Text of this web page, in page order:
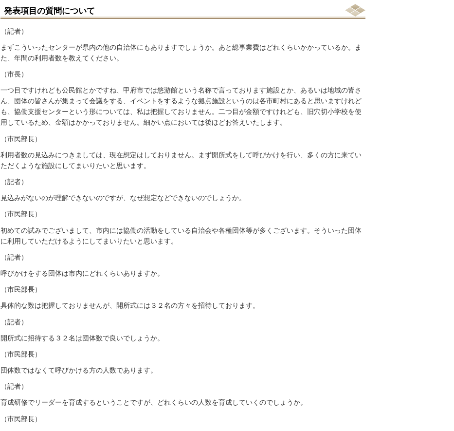
発表項目の質問について
（記者）
まずこういったセンターが県内の他の自治体にもありますでしょうか。あと総事業費はどれくらいかかっているか。ま
た、年間の利用者数を教えてください。
（市長）
一つ目ですけれども公民館とかですね、甲府市では悠游館という名称で言っております施設とか、あるいは地域の皆さ
ん、団体の皆さんが集まって会議をする、イベントをするような拠点施設というのは各市町村にあると思いますけれど
も、協働支援センターという形については、私は把握しておりません。二つ目が金額ですけれども、旧穴切小学校を使
用しているため、金額はかかっておりません。細かい点においては後ほどお答えいたします。
（市民部長）
利用者数の見込みにつきましては、現在想定はしておりません。まず開所式をして呼びかけを行い、多くの方に来てい
ただくような施設にしてまいりたいと思います。
（記者）
見込みがないのが理解できないのですが、なぜ想定などできないのでしょうか。
（市民部長）
初めての試みでございまして、市内には協働の活動をしている自治会や各種団体等が多くございます。そういった団体
に利用していただけるようにしてまいりたいと思います。
（記者）
呼びかけをする団体は市内にどれくらいありますか。
（市民部長）
具体的な数は把握しておりませんが、開所式には３２名の方々を招待しております。
（記者）
開所式に招待する３２名は団体数で良いでしょうか。
（市民部長）
団体数ではなくて呼びかける方の人数であります。
（記者）
育成研修でリーダーを育成するということですが、どれくらいの人数を育成していくのでしょうか。
（市民部長）